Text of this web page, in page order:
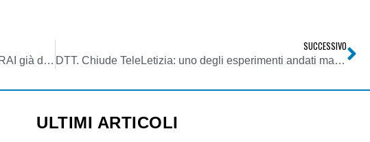
DTT, beauty contest. Opposizione: a Mediaset e RAI già deciso che andranno le migliore frequenze del dividendo (i canali 58 e 55)
SUCCESSIVO
DTT. Chiude TeleLetizia: uno degli esperimenti andati male dell’ex sindaco di Milano
ULTIMI ARTICOLI